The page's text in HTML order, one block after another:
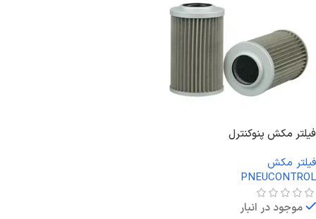
فیلتر مکش پنوکنترل
فیلتر مکش
PNEUCONTROL
موجود در انبار